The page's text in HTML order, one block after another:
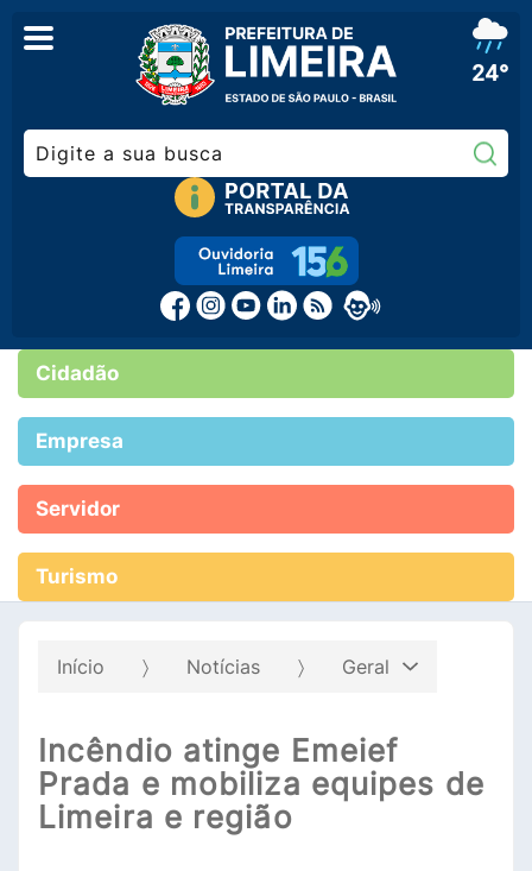
24°
Cidadão
Empresa
Servidor
Turismo
Início Notícias Geral
Incêndio atinge Emeief
Prada e mobiliza equipes de
Limeira e região